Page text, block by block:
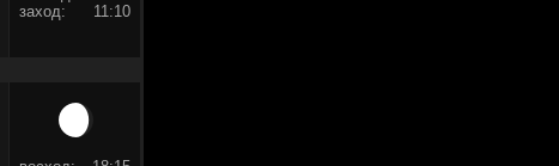
заход:
11:10